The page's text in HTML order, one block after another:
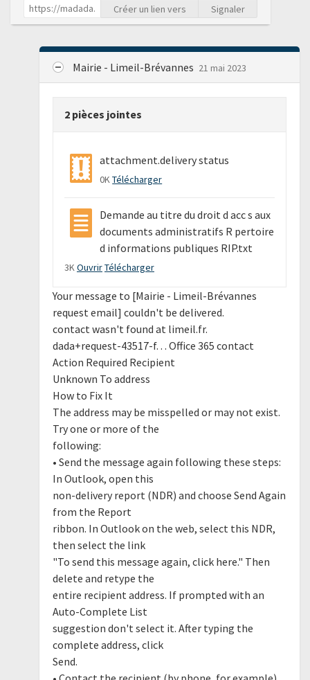
Créer un lien vers Signaler
Mairie - Limeil-Brévannes 21 mai 2023
2 pièces jointes
attachment.delivery status
0KTélécharger
Demande au titre du droit d acc s aux
documents administratifs R pertoire
d informations publiques RIP.txt
3K OuvrirTélécharger
Your message to [Mairie - Limeil-Brévannes
request email] couldn't be delivered.
contact wasn't found at limeil.fr.
dada+request-43517-f. . . Office 365 contact
Action Required Recipient
Unknown To address
How to Fix It
The address may be misspelled or may not exist.
Try one or more of the
following:
• Send the message again following these steps:
In Outlook, open this
non-delivery report (NDR) and choose Send Again
from the Report
ribbon. In Outlook on the web, select this NDR,
then select the link
"To send this message again, click here." Then
delete and retype the
entire recipient address. If prompted with an
Auto-Complete List
suggestion don't select it. After typing the
complete address, click
Send.